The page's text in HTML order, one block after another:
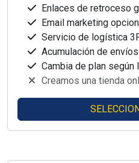
Enlaces de retroceso
Email marketing
Servicio de logística
Acumulación de
Cambia de plan según
Creamos una tienda